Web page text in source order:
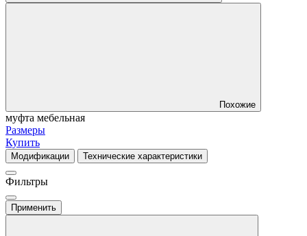
Похожие
муфта мебельная
Размеры
Купить
Модификации Технические характеристики
Фильтры
Применить